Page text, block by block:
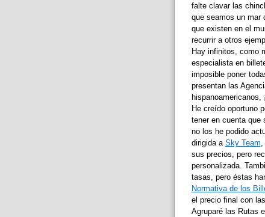
falte clavar las
que seamos un mar
que existen en el
recurrir a otros
Hay infinitos, como
especialista en
imposible poner
presentan las
He creído oportuno
tener en cuenta que
no los he podido
dirigida a Sky Team
sus precios, pero
personalizada.
tasas, pero éstas
Normativa de los
el precio final con
Agruparé las Rutas